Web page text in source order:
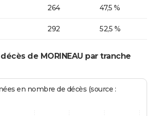
264 47,5 %
292 52,5 %
de MORINEAU par tranche
en nombre de décès (source :